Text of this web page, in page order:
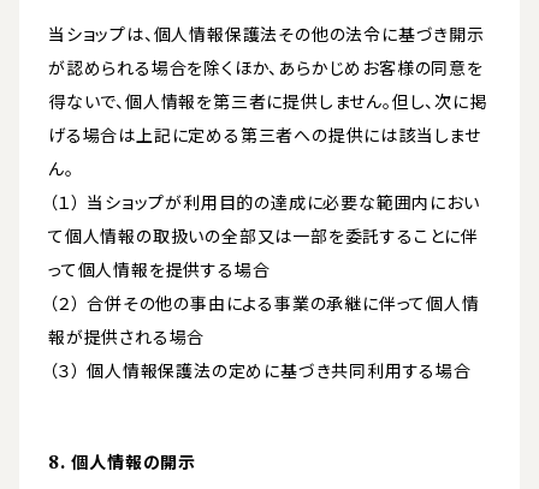
当ショップは、個人情報保護法その他の法令に基づき開示
が認められる場合を除くほか、あらかじめお客様の同意を
得ないで、個人情報を第三者に提供しません。但し、次に掲
げる場合は上記に定める第三者への提供には該当しませ
ん。
（１） 当ショップが利用目的の達成に必要な範囲内におい
て個人情報の取扱いの全部又は一部を委託することに伴
って個人情報を提供する場合
（２） 合併その他の事由による事業の承継に伴って個人情
報が提供される場合
（３） 個人情報保護法の定めに基づき共同利用する場合
8. 個人情報の開示